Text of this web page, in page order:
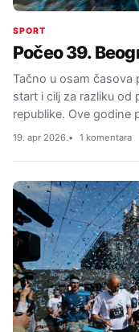
SPORT
Počeo 39.
Tačno u osam časova
start i cilj za razliku od
republike. Ove godine
19. apr 2026. 1 komentara